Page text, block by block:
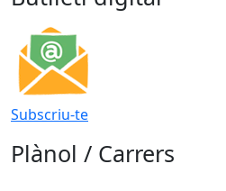
Subscriu-te
Plànol / Carrers